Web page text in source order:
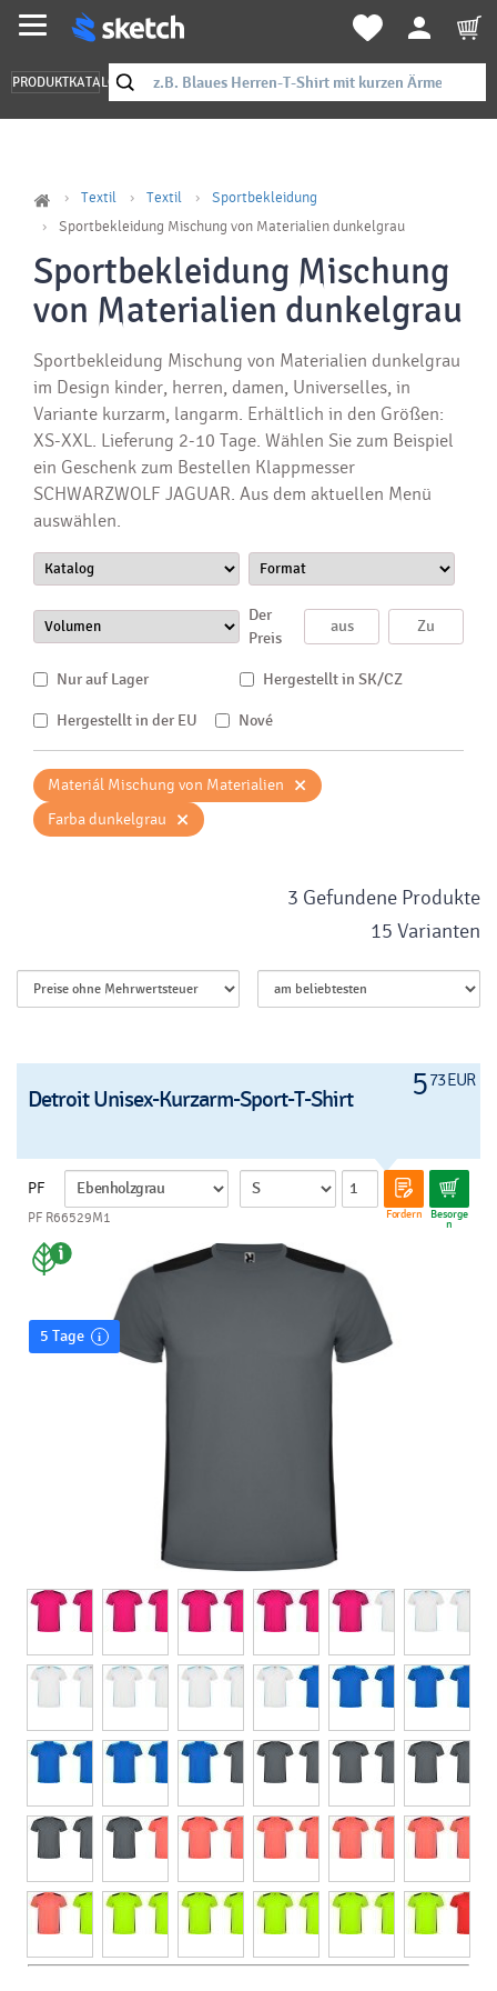
PRODUKTKATALOG
Textil Textil
Sportbekleidung
Sportbekleidung Mischung von Materialien dunkelgrau
Sportbekleidung Mischung
von Materialien dunkelgrau
Sportbekleidung Mischung von Materialien dunkelgrau
im Design kinder, herren, damen, Universelles, in
Variante kurzarm, langarm. Erhältlich in den Größen:
XS-XXL. Lieferung 2-10 Tage. Wählen Sie zum Beispiel
ein Geschenk zum Bestellen Klappmesser
SCHWARZWOLF JAGUAR. Aus dem aktuellen Menü
auswählen.
Der
Preis
Nur auf Lager Hergestellt in SK/CZ
Hergestellt in der EU Nové
Materiál Mischung von Materialien ×
Farba dunkelgrau ×
3 Gefundene Produkte
15 Varianten
573 EUR
Detroit Unisex-Kurzarm-Sport-T-Shirt
PF
Fordern Besorge
n
PF R66529M1
5 Tage